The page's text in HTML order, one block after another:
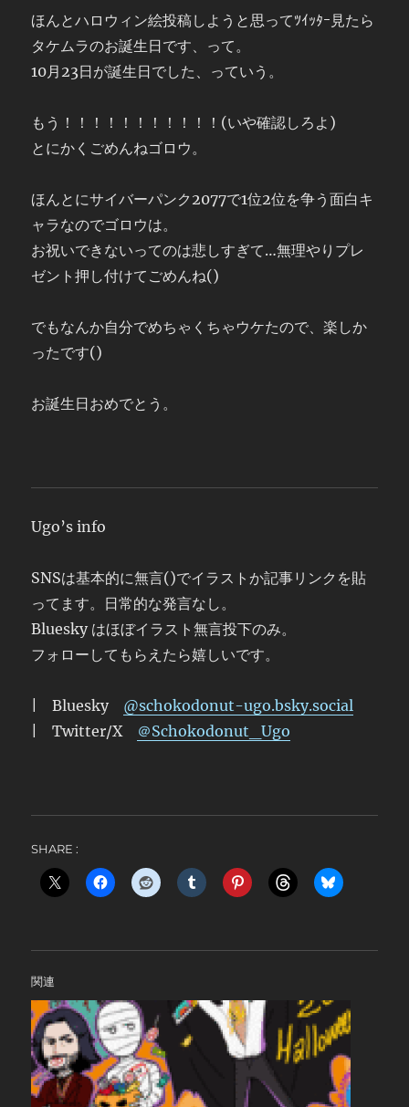
ほんとハロウィン絵投稿しようと思ってﾂｲｯﾀｰ見たら
タケムラのお誕生日です、って。
10月23日が誕生日でした、っていう。
もう！！！！！！！！！！！(いや確認しろよ)
とにかくごめんねゴロウ。
ほんとにサイバーパンク2077で1位2位を争う面白キ
ャラなのでゴロウは。
お祝いできないってのは悲しすぎて…無理やりプレ
ゼント押し付けてごめんね()
でもなんか自分でめちゃくちゃウケたので、楽しか
ったです()
お誕生日おめでとう。
Ugo’s info
SNSは基本的に無言()でイラストか記事リンクを貼
ってます。日常的な発言なし。
Bluesky はほぼイラスト無言投下のみ。
フォローしてもらえたら嬉しいです。
| Bluesky @schokodonut-ugo.bsky.social‬
| Twitter/X ＠Schokodonut_Ugo
SHARE :
関連